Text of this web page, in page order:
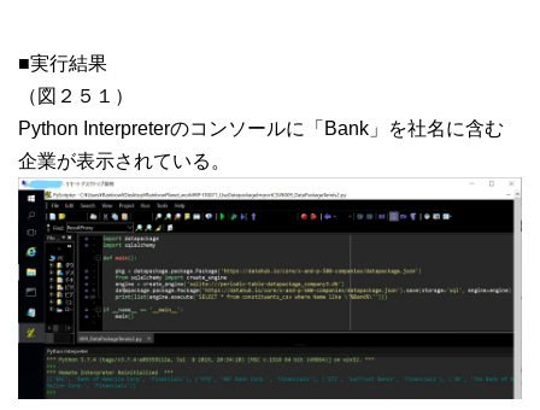
■実行結果
（図２５１）
Python Interpreterのコンソールに「Bank」を社名に含む
企業が表示されている。